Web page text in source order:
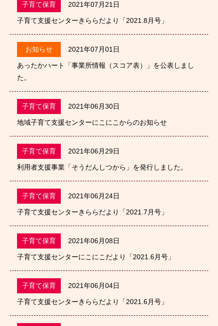
子育て保育 2021年07月21日
子育て支援センターきららだより「2021.8月号」
お知らせ 2021年07月01日
あったかハート「事業所情報（スコア表）」を公表しまし
た。
子育て保育 2021年06月30日
地域子育て支援センターにこにこからのお知らせ
子育て保育 2021年06月29日
利用者支援事業「そうだんしつから」を発行しました。
子育て保育 2021年06月24日
子育て支援センターきららだより「2021.7月号」
子育て保育 2021年06月08日
子育て支援センターにこにこだより「2021.6月号」
子育て保育 2021年06月04日
子育て支援センターきららだより「2021.6月号」